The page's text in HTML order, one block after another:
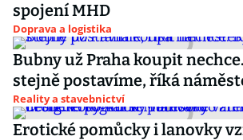
spojení MHD
Doprava a logistika
Bubny už Praha koupit
stejně postavíme, říká
Reality a stavebnictví
Erotické pomůcky i lanovky